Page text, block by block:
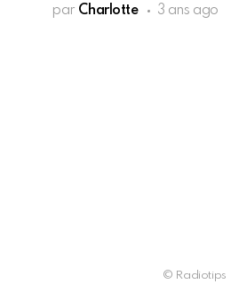
par Charlotte 3 ans ago
© Radiotips